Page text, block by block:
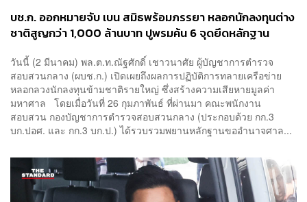
​บช.ก. ออกหมายจับ เบน สมิธพร้อมภรรยา หลอกนักลงทุนต่าง
ชาติสูญกว่า 1,000 ล้านบาท ปูพรมค้น 6 จุดยึดหลักฐาน
วันนี้ (2 มีนาคม) พล.ต.ท.ณัฐศักดิ์ เชาวนาศัย ผู้บัญชาการตำรวจ
สอบสวนกลาง (ผบช.ก.) เปิดเผยถึงผลการปฏิบัติการทลายเครือข่าย
หลอกลวงนักลงทุนข้ามชาติรายใหญ่ ซึ่งสร้างความเสียหายมูลค่า
มหาศาล โดยเมื่อวันที่ 26 กุมภาพันธ์ ที่ผ่านมา คณะพนักงาน
สอบสวน กองบัญชาการตำรวจสอบสวนกลาง (ประกอบด้วย กก.3
บก.ปอศ. และ กก.3 บก.ป.) ได้รวบรวมพยานหลักฐานขออำนาจศาล...